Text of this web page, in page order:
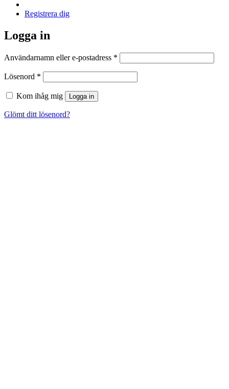
Registrera dig
Logga in
Användarnamn eller e-postadress *
Lösenord *
Kom ihåg mig Logga in
Glömt ditt lösenord?